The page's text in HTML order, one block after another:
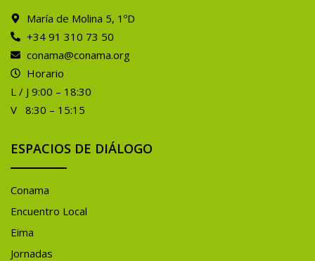
María de Molina 5, 1ºD
+34 91 310 73 50
conama@conama.org
Horario
L / J 9:00 – 18:30
V 8:30 – 15:15
ESPACIOS DE DIÁLOGO
Conama
Encuentro Local
Eima
Jornadas